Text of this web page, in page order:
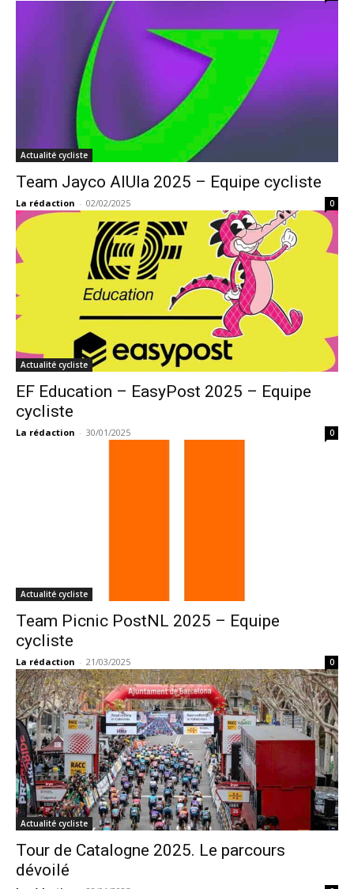
Actualité cycliste
Team Jayco AlUla 2025 – Equipe cycliste
La rédaction - 02/02/2025 0
Actualité cycliste
EF Education – EasyPost 2025 – Equipe
cycliste
La rédaction - 30/01/2025 0
Actualité cycliste
Team Picnic PostNL 2025 – Equipe
cycliste
La rédaction - 21/03/2025 0
Actualité cycliste
Tour de Catalogne 2025. Le parcours
dévoilé